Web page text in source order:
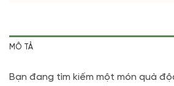
MÔ TẢ
Bạn đang tìm kiếm một món quà